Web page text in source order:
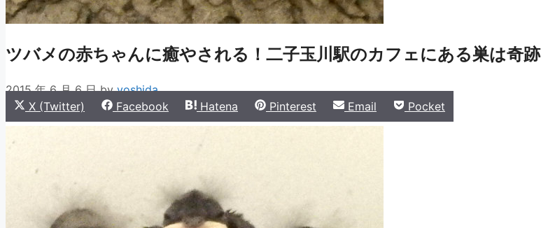
ツバメの赤ちゃんに癒やされる！二子玉川駅のカフェにある巣は奇跡
2015 年 6 月 6 日 byyoshida
Share
on
X (Twitter)
Share
on
Facebook
Share
on
Hatena
Share
on
Pinterest
Share
on
Email
Share
on
Pocket